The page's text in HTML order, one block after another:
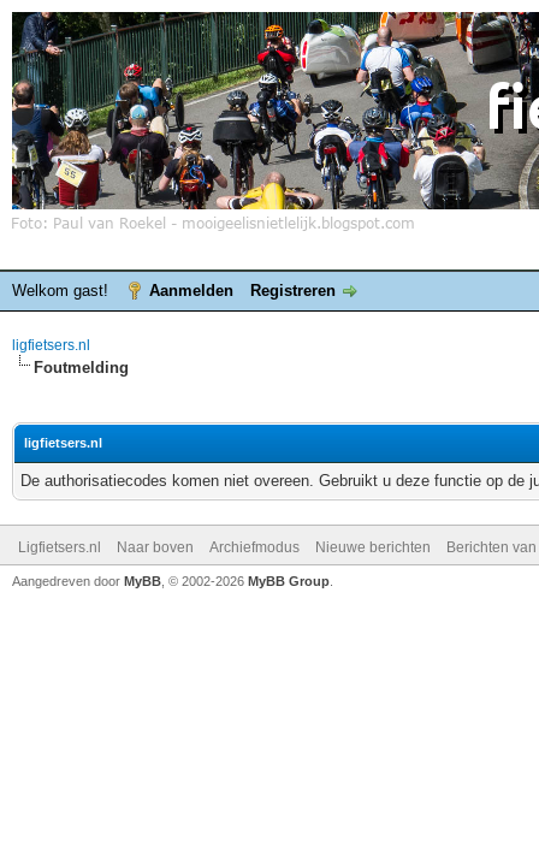
Welkom gast! Aanmelden Registreren
ligfietsers.nl
Foutmelding
ligfietsers.nl
De authorisatiecodes komen niet overeen. Gebruikt u deze functie op de
Ligfietsers.nl Naar boven Archiefmodus Nieuwe berichten Berichten
Aangedreven door MyBB , © 2002-2026 MyBB Group